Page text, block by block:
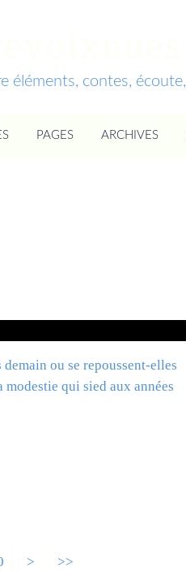
éléments, contes,
PAGES ARCHIVES
ou se repoussent-elles
qui sied aux années
> >>